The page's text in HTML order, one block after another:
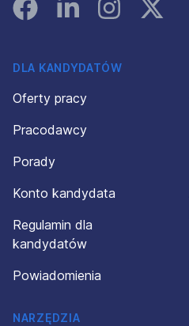
FacebookLinked InInstagramInstagram
DLA KANDYDATÓW
Oferty pracy
Pracodawcy
Porady
Konto kandydata
Regulamin dla
kandydatów
Powiadomienia
NARZĘDZIA